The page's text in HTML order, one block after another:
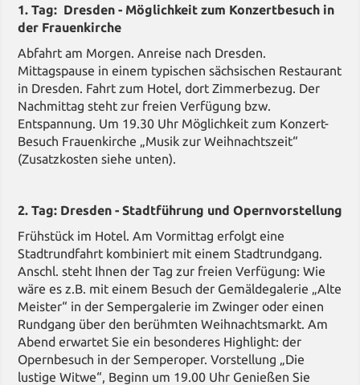
1. Tag: Dresden - Möglichkeit zum Konzertbesuch in
der Frauenkirche
Abfahrt am Morgen. Anreise nach Dresden.
Mittagspause in einem typischen sächsischen Restaurant
in Dresden. Fahrt zum Hotel, dort Zimmerbezug. Der
Nachmittag steht zur freien Verfügung bzw.
Entspannung. Um 19.30 Uhr Möglichkeit zum Konzert-
Besuch Frauenkirche „Musik zur Weihnachtszeit“
(Zusatzkosten siehe unten).
2. Tag: Dresden - Stadtführung und Opernvorstellung
Frühstück im Hotel. Am Vormittag erfolgt eine
Stadtrundfahrt kombiniert mit einem Stadtrundgang.
Anschl. steht Ihnen der Tag zur freien Verfügung: Wie
wäre es z.B. mit einem Besuch der Gemäldegalerie „Alte
Meister“ in der Sempergalerie im Zwinger oder einen
Rundgang über den berühmten Weihnachtsmarkt. Am
Abend erwartet Sie ein besonderes Highlight: der
Opernbesuch in der Semperoper. Vorstellung „Die
lustige Witwe“, Beginn um 19.00 Uhr Genießen Sie